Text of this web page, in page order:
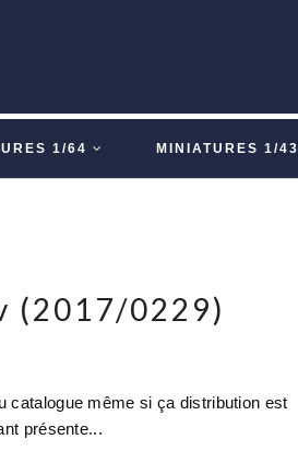
1/64 MINIATURES 1/43
(2017/0229)
catalogue même si ça distribution est
présente...